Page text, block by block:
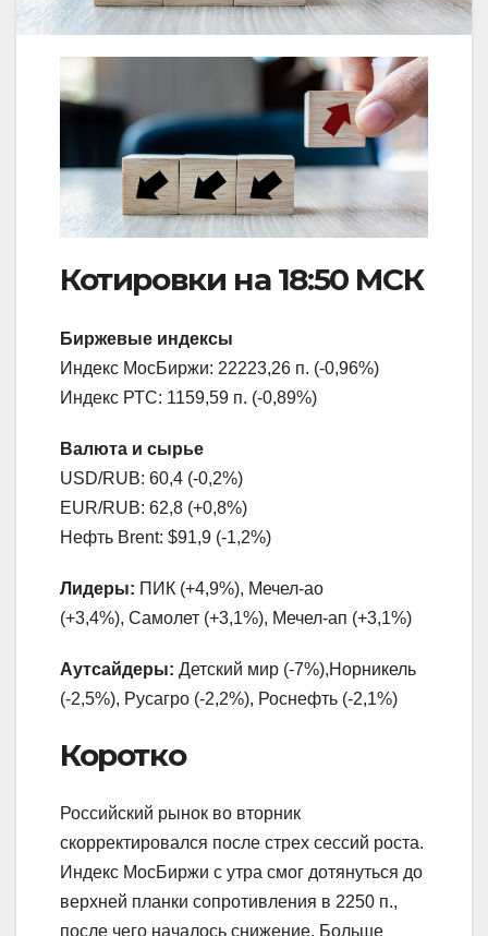
Котировки на 18:50 МСК
Биржевые индексы
Индекс МосБиржи: 22223,26 п. (-0,96%)
Индекс РТС: 1159,59 п. (-0,89%)
Валюта и сырье
USD/RUB: 60,4 (-0,2%)
EUR/RUB: 62,8 (+0,8%)
Нефть Brent: $91,9 (-1,2%)
Лидеры: ПИК (+4,9%), Мечел-ао
(+3,4%), Самолет (+3,1%), Мечел-ап (+3,1%)
Аутсайдеры: Детский мир (-7%),Норникель
(-2,5%), Русагро (-2,2%), Роснефть (-2,1%)
Коротко
Российский рынок во вторник
скорректировался после стрех сессий роста.
Индекс МосБиржи с утра смог дотянуться до
верхней планки сопротивления в 2250 п.,
после чего началось снижение. Больше